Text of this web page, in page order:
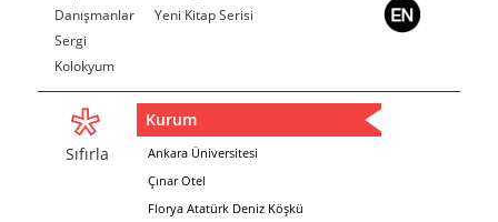
Danışmanlar
Sergi
Kolokyum
Yeni Kitap Serisi
Sıfırla
Kurum
Ankara Üniversitesi
Çınar Otel
Florya Atatürk Deniz Köşkü